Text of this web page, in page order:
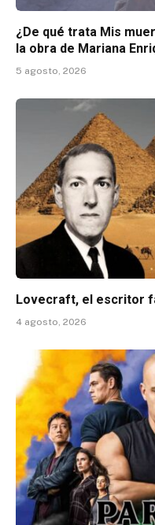
¿De qué trata Mis
la obra de Mariana
5 agosto, 2026
Lovecraft, el escritor
4 agosto, 2026